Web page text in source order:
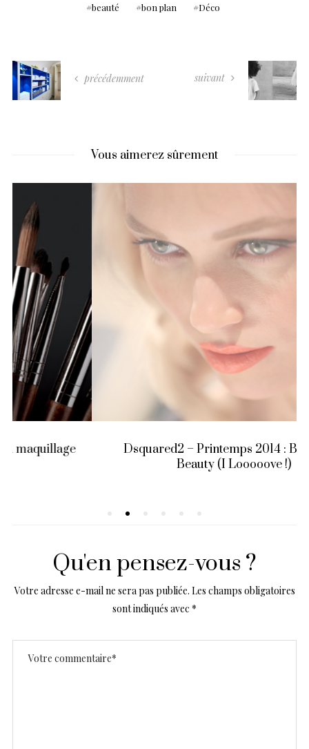
beauté bon plan Déco
précédemment suivant
Vous aimerez sûrement
Dsquared2 – Printemps 2014 : Backstage
Beauty (I Looooove !)
Qu'en pensez-vous ?
Votre adresse e-mail ne sera pas publiée. Les champs obligatoires
sont indiqués avec *